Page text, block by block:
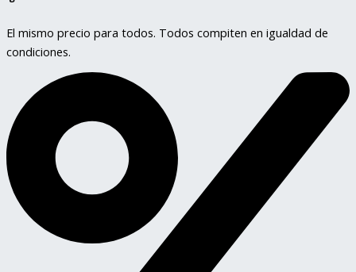
El mismo precio para todos. Todos compiten en igualdad de
condiciones.